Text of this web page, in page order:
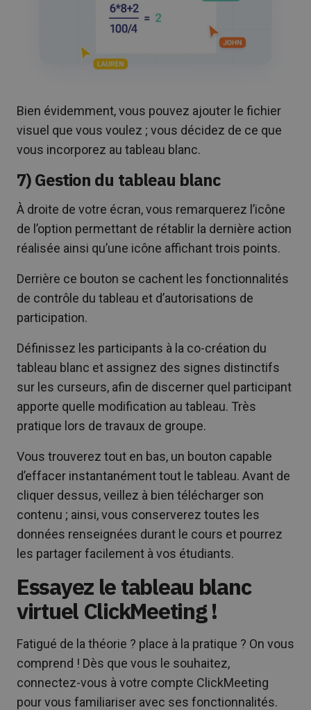
Bien évidemment, vous pouvez ajouter le fichier
visuel que vous voulez ; vous décidez de ce que
vous incorporez au tableau blanc.
7) Gestion du tableau blanc
À droite de votre écran, vous remarquerez l’icône
de l’option permettant de rétablir la dernière action
réalisée ainsi qu’une icône affichant trois points.
Derrière ce bouton se cachent les fonctionnalités
de contrôle du tableau et d’autorisations de
participation.
Définissez les participants à la co-création du
tableau blanc et assignez des signes distinctifs
sur les curseurs, afin de discerner quel participant
apporte quelle modification au tableau. Très
pratique lors de travaux de groupe.
Vous trouverez tout en bas, un bouton capable
d’effacer instantanément tout le tableau. Avant de
cliquer dessus, veillez à bien télécharger son
contenu ; ainsi, vous conserverez toutes les
données renseignées durant le cours et pourrez
les partager facilement à vos étudiants.
Essayez le tableau blanc
virtuel ClickMeeting !
Fatigué de la théorie ? place à la pratique ? On vous
comprend ! Dès que vous le souhaitez,
connectez-vous à votre compte ClickMeeting
pour vous familiariser avec ses fonctionnalités.